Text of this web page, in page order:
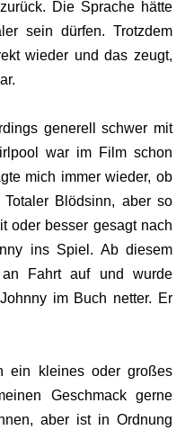
Die Sprache hätte
sein dürfen. Trotzdem
wieder und das zeugt,
generell schwer mit
war im Film schon
mich immer wieder, ob
Blödsinn, aber so
oder besser gesagt nach
ins Spiel. Ab diesem
Fahrt auf und wurde
im Buch netter. Er
ein kleines oder großes
Geschmack gerne
aber ist in Ordnung